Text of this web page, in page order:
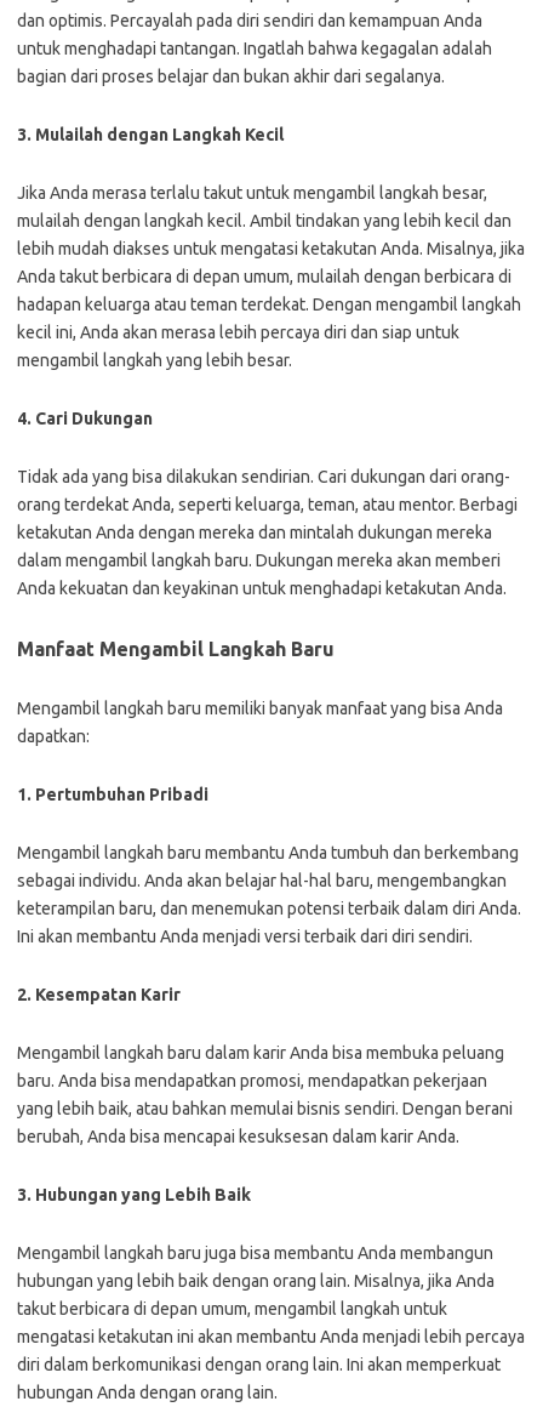
dan optimis. Percayalah pada diri sendiri dan kemampuan Anda
untuk menghadapi tantangan. Ingatlah bahwa kegagalan adalah
bagian dari proses belajar dan bukan akhir dari segalanya.
3. Mulailah dengan Langkah Kecil
Jika Anda merasa terlalu takut untuk mengambil langkah besar,
mulailah dengan langkah kecil. Ambil tindakan yang lebih kecil dan
lebih mudah diakses untuk mengatasi ketakutan Anda. Misalnya, jika
Anda takut berbicara di depan umum, mulailah dengan berbicara di
hadapan keluarga atau teman terdekat. Dengan mengambil langkah
kecil ini, Anda akan merasa lebih percaya diri dan siap untuk
mengambil langkah yang lebih besar.
4. Cari Dukungan
Tidak ada yang bisa dilakukan sendirian. Cari dukungan dari orang-
orang terdekat Anda, seperti keluarga, teman, atau mentor. Berbagi
ketakutan Anda dengan mereka dan mintalah dukungan mereka
dalam mengambil langkah baru. Dukungan mereka akan memberi
Anda kekuatan dan keyakinan untuk menghadapi ketakutan Anda.
Manfaat Mengambil Langkah Baru
Mengambil langkah baru memiliki banyak manfaat yang bisa Anda
dapatkan:
1. Pertumbuhan Pribadi
Mengambil langkah baru membantu Anda tumbuh dan berkembang
sebagai individu. Anda akan belajar hal-hal baru, mengembangkan
keterampilan baru, dan menemukan potensi terbaik dalam diri Anda.
Ini akan membantu Anda menjadi versi terbaik dari diri sendiri.
2. Kesempatan Karir
Mengambil langkah baru dalam karir Anda bisa membuka peluang
baru. Anda bisa mendapatkan promosi, mendapatkan pekerjaan
yang lebih baik, atau bahkan memulai bisnis sendiri. Dengan berani
berubah, Anda bisa mencapai kesuksesan dalam karir Anda.
3. Hubungan yang Lebih Baik
Mengambil langkah baru juga bisa membantu Anda membangun
hubungan yang lebih baik dengan orang lain. Misalnya, jika Anda
takut berbicara di depan umum, mengambil langkah untuk
mengatasi ketakutan ini akan membantu Anda menjadi lebih percaya
diri dalam berkomunikasi dengan orang lain. Ini akan memperkuat
hubungan Anda dengan orang lain.